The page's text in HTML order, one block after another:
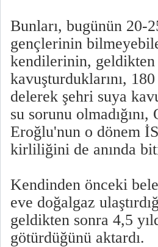
Bunları, bugünün 20-
gençlerinin
kendilerinin, geldikten
kavuşturduklarını,
delerek şehri suya
su sorunu
Eroğlu'nun o dönem
kirliliğini de anında
Kendinden önceki
eve doğalgaz
geldikten sonra 4,5
götürdüğünü aktardı.